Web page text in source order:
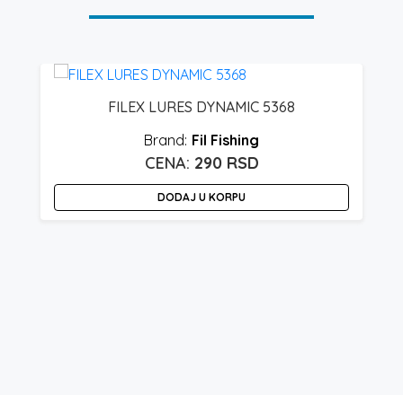
FILEX LURES DYNAMIC 5368
Fil Fishing
290 RSD
DODAJ U KORPU